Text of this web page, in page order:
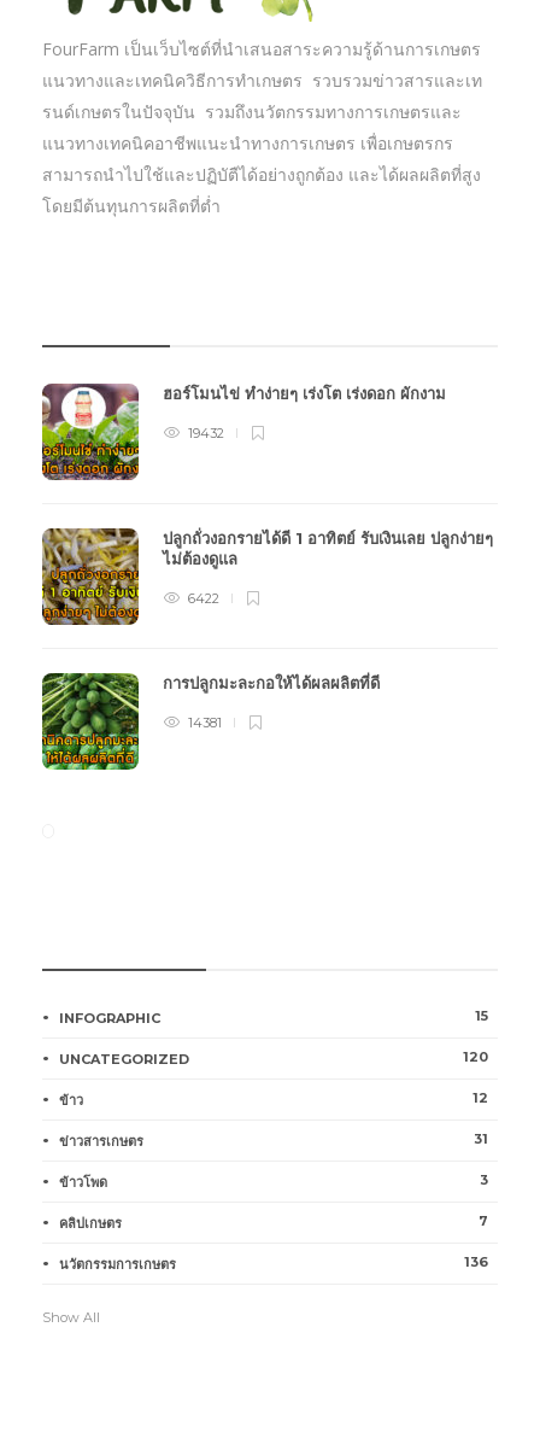
FourFarm เป็นเว็บไซต์ที่นำเสนอสาระความรู้ด้านการเกษตร
แนวทางและเทคนิควิธีการทำเกษตร รวบรวมข่าวสารและเท
รนด์เกษตรในปัจจุบัน รวมถึงนวัตกรรมทางการเกษตรและ
แนวทางเทคนิคอาชีพแนะนำทางการเกษตร เพื่อเกษตรกร
สามารถนำไปใช้และปฏิบัตืได้อย่างถูกต้อง และได้ผลผลิตที่สูง
โดยมีต้นทุนการผลิตที่ต่ำ
ฮอร์โมนไข่ ทำง่ายๆ เร่งโต เร่งดอก ผักงาม
19432
ปลูกถั่วงอกรายได้ดี 1 อาทิตย์ รับเงินเลย ปลูกง่ายๆ
ไม่ต้องดูแล
6422
การปลูกมะละกอให้ได้ผลผลิตที่ดี
14381
INFOGRAPHIC 15
UNCATEGORIZED 120
ข้าว 12
ข่าวสารเกษตร 31
ข้าวโพด 3
คลิปเกษตร 7
นวัตกรรมการเกษตร 136
Show All